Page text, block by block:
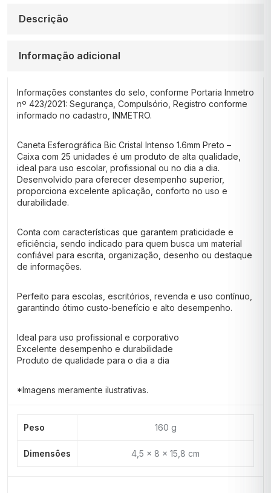
Descrição
Informação adicional
Informações constantes do selo, conforme Portaria Inmetro
nº 423/2021: Segurança, Compulsório, Registro conforme
informado no cadastro, INMETRO.
Caneta Esferográfica Bic Cristal Intenso 1.6mm Preto –
Caixa com 25 unidades é um produto de alta qualidade,
ideal para uso escolar, profissional ou no dia a dia.
Desenvolvido para oferecer desempenho superior,
proporciona excelente aplicação, conforto no uso e
durabilidade.
Conta com características que garantem praticidade e
eficiência, sendo indicado para quem busca um material
confiável para escrita, organização, desenho ou destaque
de informações.
Perfeito para escolas, escritórios, revenda e uso contínuo,
garantindo ótimo custo-benefício e alto desempenho.
Ideal para uso profissional e corporativo
Excelente desempenho e durabilidade
Produto de qualidade para o dia a dia
*Imagens meramente ilustrativas.
Peso 160 g
Dimensões 4,5 × 8 × 15,8 cm